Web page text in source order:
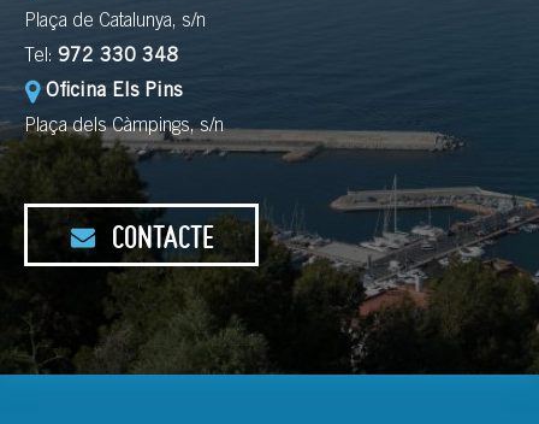
Plaça de Catalunya, s/n
Tel: 972 330 348
Oficina Els Pins
Plaça dels Càmpings, s/n
CONTACTE